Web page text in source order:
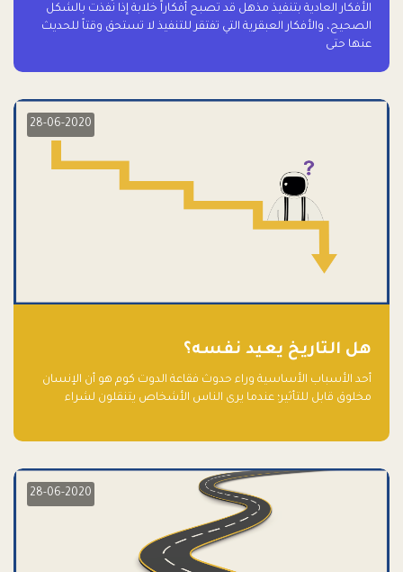
الأفكار العادية بتنفيذ مذهل قد تصبح أفكاراً خلابة إذا نُفذت بالشكل
الصحيح، والأفكار العبقرية التي تفتقر للتنفيذ لا تستحق وقتاً للحديث
عنها حتى
28-06-2020
هل التاريخ يعيد نفسه؟
أحد الأسباب الأساسية وراء حدوث فقاعة الدوت كوم هو أن الإنسان
مخلوق قابل للتأثير؛ عندما يرى الناس الأشخاص يتنقلون لشراء
28-06-2020